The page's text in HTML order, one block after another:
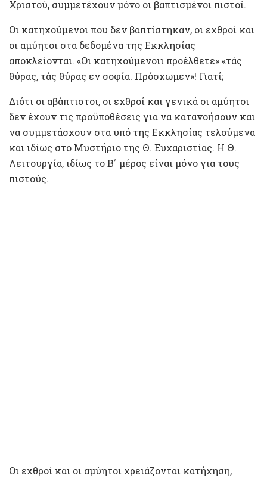
Χριστού, συμμετέχουν μόνο οι βαπτισμένοι πιστοί.
Οι κατηχούμενοι που δεν βαπτίστηκαν, οι εχθροί και
οι αμύητοι στα δεδομένα της Εκκλησίας
αποκλείονται. «Οι κατηχούμενοιι προέλθετε» «τάς
θύρας, τάς θύρας εν σοφία. Πρόσχωμεν»! Γιατί;
Διότι οι αβάπτιστοι, οι εχθροί και γενικά οι αμύητοι
δεν έχουν τις προϋποθέσεις για να κατανοήσουν και
να συμμετάσχουν στα υπό της Εκκλησίας τελούμενα
και ιδίως στο Μυστήριο της Θ. Ευχαριστίας. Η Θ.
Λειτουργία, ιδίως το Β΄ μέρος είναι μόνο για τους
πιστούς.
Οι εχθροί και οι αμύητοι χρειάζονται κατήχηση,